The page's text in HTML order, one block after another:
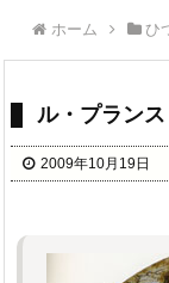
ホーム ひ
ル・プラン
2009年10月19日